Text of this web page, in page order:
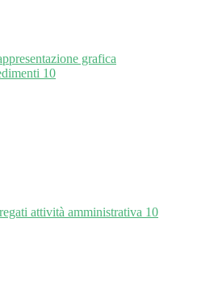
grafica
10
attività amministrativa 10